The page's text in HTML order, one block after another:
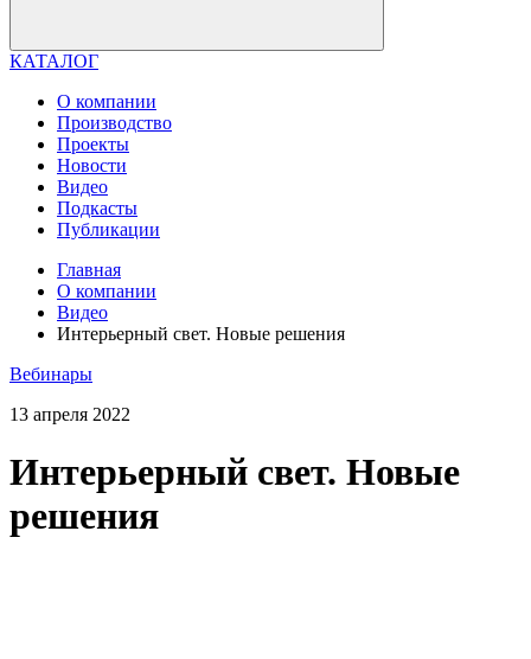
КАТАЛОГ
О компании
Производство
Проекты
Новости
Видео
Подкасты
Публикации
Главная
О компании
Видео
Интерьерный свет. Новые решения
Вебинары
13 апреля 2022
Интерьерный свет. Новые
решения